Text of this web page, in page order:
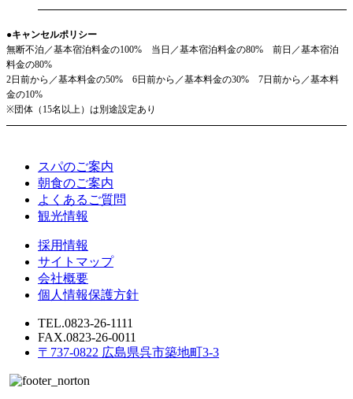
●キャンセルポリシー
無断不泊／基本宿泊料金の100% 当日／基本宿泊料金の80% 前日／基本宿泊
料金の80%
2日前から／基本料金の50% 6日前から／基本料金の30% 7日前から／基本料
金の10%
※団体（15名以上）は別途設定あり
スパのご案内
朝食のご案内
よくあるご質問
観光情報
採用情報
サイトマップ
会社概要
個人情報保護方針
TEL.0823-26-1111
FAX.0823-26-0011
〒737-0822 広島県呉市築地町3-3